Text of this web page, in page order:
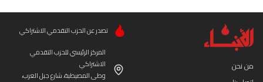
من نحن
تصدر عن الحزب التقدمي الاشتراكي
المركز الرئيسي للحزب التقدمي
الاشتراكي
وطى المصيطبة، شارع جبل العرب،